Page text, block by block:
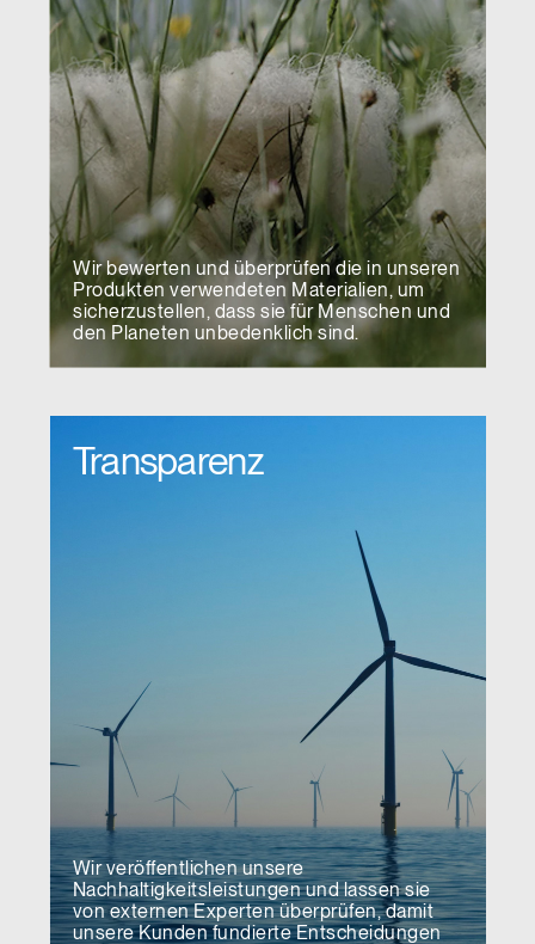
Wir bewerten und überprüfen die in unseren
Produkten verwendeten Materialien, um
sicherzustellen, dass sie für Menschen und
den Planeten unbedenklich sind.
Transparenz
Wir veröffentlichen unsere
Nachhaltigkeitsleistungen und lassen sie
von externen Experten überprüfen, damit
unsere Kunden fundierte Entscheidungen